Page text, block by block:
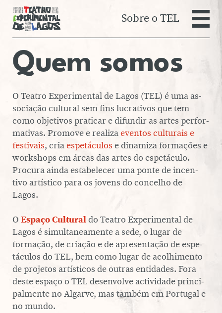
Teatro
Sobre o TEL
AGENDA
AULAS REGULARES
ESPECTÁCULOS
EMRAIZART 5ª EDIÇÃO
EMRAIZART 3ª EDIÇÃO
PRIMAVERA
EMRAIZART 3ª EDIÇÃO
OUTONO
EMRAIZART 2ª EDIÇÃO
EMRAIZART 1ª EDIÇÃO
FESTIVAL VENTANIA
SERVIÇO EDUCATIVO
SOBRE O TEL
Espaço Cultural
Associar-me
Contactos
PT EN
Quem somos
O Teatro Ex­pe­ri­men­tal de Lagos (TEL) é uma as­
so­ci­a­ção cultural sem fins lu­cra­ti­vos que tem
como ob­je­ti­vos praticar e difundir as artes per­for­
ma­ti­vas. Promove e realizaeventos cul­tu­rais e
fes­ti­vais, criaes­pe­tá­cu­los e dinamiza for­ma­ções e
workshops em áreas das artes do es­pe­tá­culo.
Procura ainda es­ta­be­le­cer uma ponte de in­cen­
tivo ar­tís­tico para os jovens do concelho de
Lagos.
OEspaço Culturaldo Teatro Ex­pe­ri­men­tal de
Lagos é si­mul­ta­ne­a­mente a sede, o lugar de
formação, de criação e de apre­sen­ta­ção de es­pe­
tá­cu­los do TEL, bem como lugar de aco­lhi­mento
de projetos ar­tís­ti­cos de outras en­ti­da­des. Fora
deste espaço o TEL de­sen­volve ac­ti­vi­dade prin­ci­
pal­mente no Algarve, mas também em Portugal e
no mundo.